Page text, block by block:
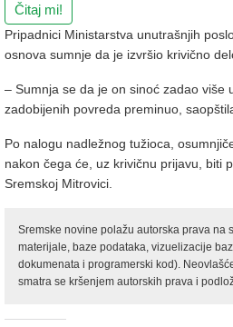
Čitaj mi!
Pripadnici Ministarstva unutrašnjih
osnova sumnje da je izvršio krivično
– Sumnja se da je on sinoć zadao više
zadobijenih povreda preminuo,
Po nalogu nadležnog tužioca,
nakon čega će, uz krivičnu prijavu, biti
Sremskoj Mitrovici.
Sremske novine polažu autorska prava na
materijale, baze podataka, vizuelizacije
dokumenata i programerski kod).
smatra se kršenjem autorskih prava i